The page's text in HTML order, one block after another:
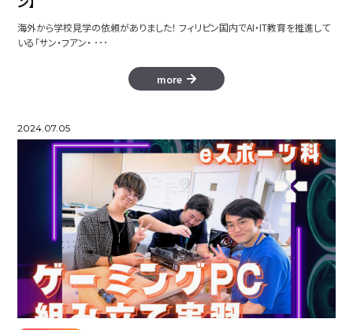
海外から学校見学の依頼がありました！ フィリピン国内でAI・IT教育を推進して
いる「サン・フアン・ ･･･
more
2024.07.05